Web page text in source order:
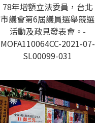
78年增額立法委員，台北
市議會第6屆議員選舉競選
活動及政見發表會。-
MOFA110064CC-2021-07-
SL00099-031